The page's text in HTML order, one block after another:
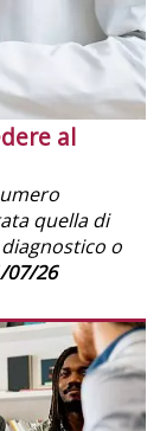
al
quella di
o
07/26